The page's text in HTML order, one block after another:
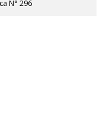
N° 296